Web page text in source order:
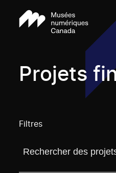
Projets
Filtres
Trouvez un projetVous